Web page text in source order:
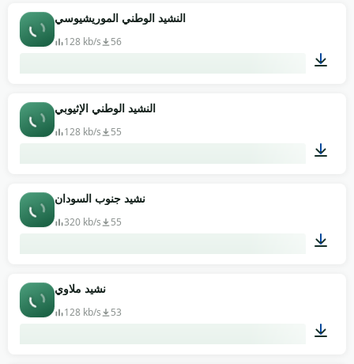
النشيد الوطني الموريشيوسي
128 kb/s 56
النشيد الوطني الإثيوبي
128 kb/s 55
نشيد جنوب السودان
320 kb/s 55
نشيد ملاوي
128 kb/s 53